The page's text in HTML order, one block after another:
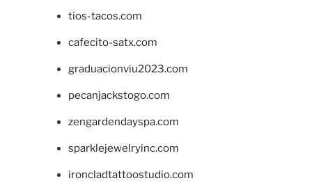
tios-tacos.com
cafecito-satx.com
graduacionviu2023.com
pecanjackstogo.com
zengardendayspa.com
sparklejewelryinc.com
ironcladtattoostudio.com